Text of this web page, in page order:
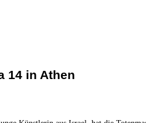
14 in Athen